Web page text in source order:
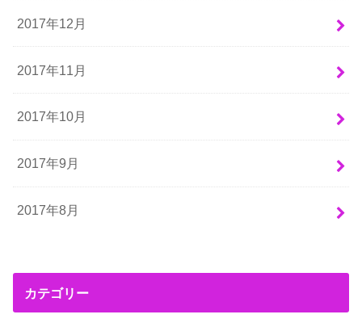
2017年12月
2017年11月
2017年10月
2017年9月
2017年8月
カテゴリー